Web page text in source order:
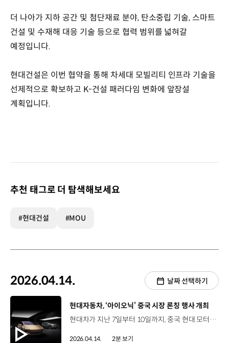
더 나아가 지하 공간 및 첨단재료 분야, 탄소중립 기술, 스마트
건설 및 수재해 대응 기술 등으로 협력 범위를 넓혀갈
예정입니다.
현대건설은 이번 협약을 통해 차세대 모빌리티 인프라 기술을
선제적으로 확보하고 K-건설 패러다임 변화에 앞장설
계획입니다.
추천 태그로 더 탐색해보세요
#현대건설 #MOU
2026.04.14. 날짜 선택하기
[동영상]
현대자동차, ‘아이오닉’ 중국 시장 론칭 행사 개최
현대차가 지난 7일부터 10일까지, 중국 현대 모터스튜디오 베이징에서 ‘아이오닉 브랜드 론칭 행사’를 열고 중국 진출을 공식화했습니다. 현대차의 전용 전기차 브랜드, 아이오닉은 2020년 론칭 이후 전 세계로부터 안전성과 품질 경쟁력을 인정받아 왔는데요. 이번 중국 진출을 위해 브랜드와 판매 채널, 제품, 서비스를 소비자를 중심으로 재구축하는 등 현지 최적화 설루션을 통해 독창적인 브랜드 생태계를 제시했습니다. 현대차는 이번 론칭에서 중국 소비자의 니즈를 기반으로 한 새로운 디자인 언어 ‘디 오리진(The Origin)’을 적용한 세단형 ‘비너스 콘셉트’와 SUV형 ‘어스 콘셉트’를 세계 최초로 공개했는데요. 비너스 콘셉트는 금성에서 영감을 얻은 세단으로 미래적인 이미지의 외장과 안락한 분위기의 실내를 갖췄으며 어스 콘셉트는 지구의 생명력을 담은 SUV로, 선과 볼륨의 조화를 살린 차체와 자연 친화적인 실내 분위기를 구현했습니다. 전동화 기술력과 중국 현지화 디자인 역량을 집약한 두 콘셉트카는 향후 중국에 출시될 양산차의 미래를 보여주는 바로미터가 될 것으로 기대됩니다. 현대차는 4월 말에 열리는 ‘2026 베이징 국제 모터쇼’를 기점으로 중국 시장에 출시할 아이오닉 전기차 양산 모델과 EV 판매·서비스 혁신 방안을 함께 발표할 계획입니다.
2026.04.14. 2분 보기